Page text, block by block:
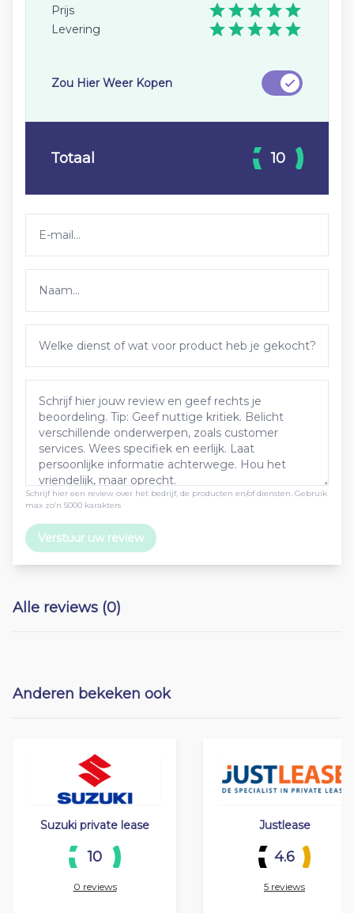
Schrijf hier een review over het bedrijf, de producten en/of diensten. Gebruik
max zo’n 5000 karakters
Verstuur uw review
Prijs
Levering
Zou Hier Weer Kopen
Totaal 10
Alle reviews (0)
Anderen bekeken ook
Suzuki private lease
10
0 reviews
Justlease
4.6
5 reviews